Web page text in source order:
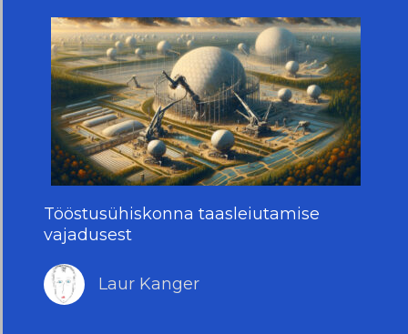
Tööstusühiskonna taasleiutamise
vajadusest
Laur Kanger